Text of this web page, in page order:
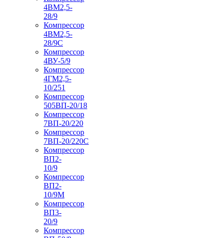
4ВМ2,5-
28/9
Компрессор
4ВМ2,5-
28/9С
Компрессор
4ВУ-5/9
Компрессор
4ГМ2,5-
10/251
Компрессор
505ВП-20/18
Компрессор
7ВП-20/220
Компрессор
7ВП-20/220С
Компрессор
ВП2-
10/9
Компрессор
ВП2-
10/9М
Компрессор
ВП3-
20/9
Компрессор